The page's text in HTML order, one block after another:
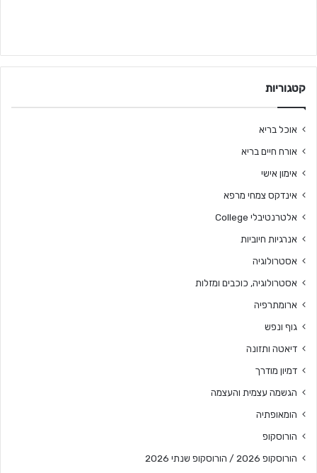
קטגוריות
אוכל בריא
אורח חיים בריא
אימון אישי
אינדקס צמחי מרפא
אלטרנטיבלי College
אנרגיות חיוביות
אסטרולוגיה
אסטרולוגיה, כוכבים ומזלות
ארומתרפיה
גוף ונפש
דיאטה ותזונה
דמיון מודרך
הגשמה עצמית והעצמה
הומאופתיה
הורוסקופ
הורוסקופ 2026 / הורוסקופ שנתי 2026